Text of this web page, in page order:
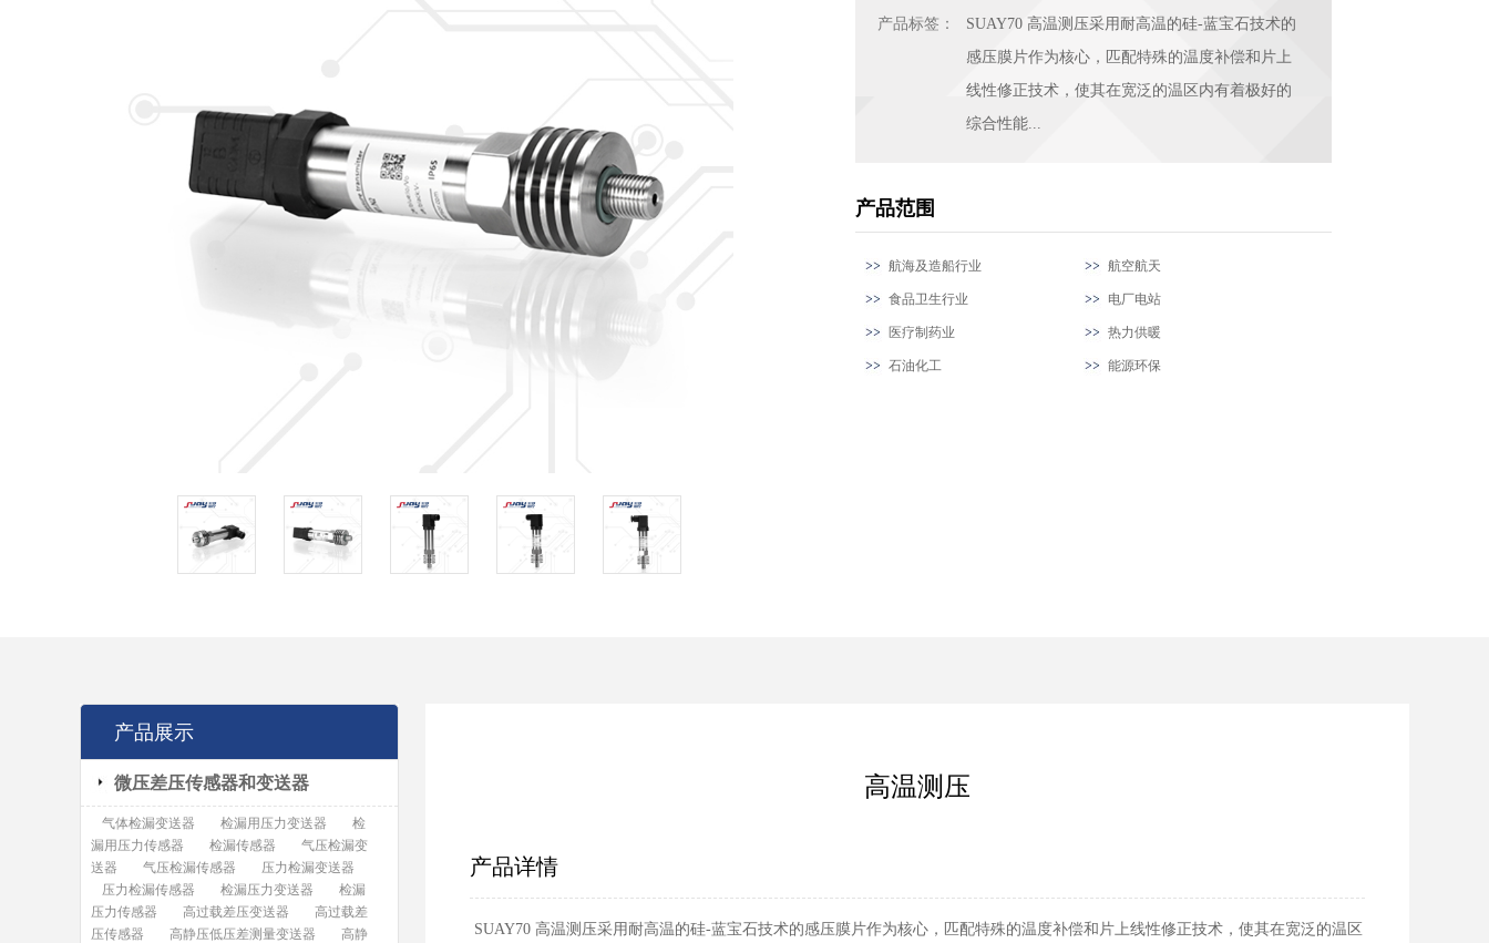
产品标签：
SUAY70 高温测压采用耐高温的硅-蓝宝石技术的
感压膜片作为核心，匹配特殊的温度补偿和片上
线性修正技术，使其在宽泛的温区内有着极好的
综合性能...
产品范围
航海及造船行业 航空航天
食品卫生行业 电厂电站
医疗制药业 热力供暖
石油化工 能源环保
高温测压
产品详情
SUAY70 高温测压采用耐高温的硅-蓝宝石技术的感压膜片作为核心，匹配特殊的温度补偿和片上线性修正技术，使其在宽泛的温区
产品展示
微压差压传感器和变送器
气体检漏变送器 检漏用压力变送器
检
漏用压力传感器
检漏传感器
气压检漏变
送器
气压检漏传感器
压力检漏变送器
压力检漏传感器
检漏压力变送器
检漏
压力传感器
高过载差压变送器
高过载差
压传感器
高静压低压差测量变送器
高静